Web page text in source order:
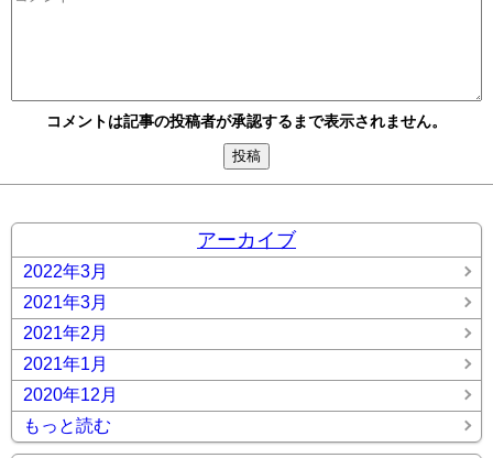
コメントは記事の投稿者が承認するまで表示されません。
アーカイブ
2022年3月
2021年3月
2021年2月
2021年1月
2020年12月
もっと読む